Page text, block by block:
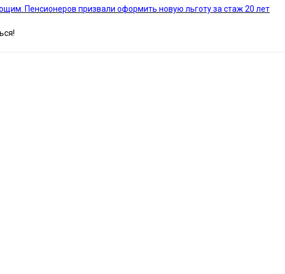
Пенсионеров призвали оформить новую льготу за стаж 20 лет